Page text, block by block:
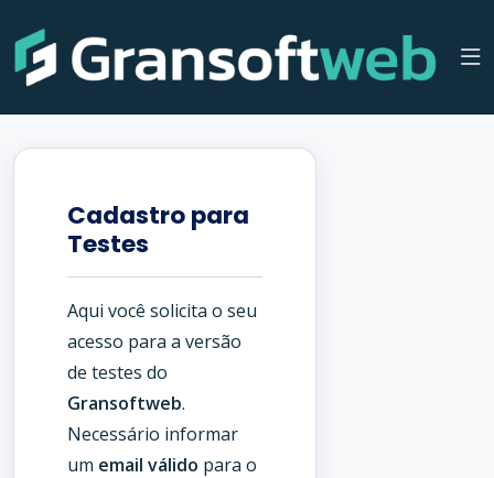
Cadastro para
Testes
Aqui você solicita o seu
acesso para a versão
de testes do
Gransoftweb.
Necessário informar
um email válido para o